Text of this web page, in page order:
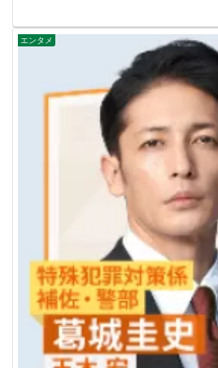
エンタメ